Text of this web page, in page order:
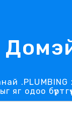
.PLUMBING
яг одоо